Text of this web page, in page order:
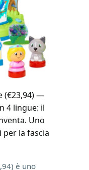
(€23,94) —
4 lingue: il
Uno
la fascia
è uno